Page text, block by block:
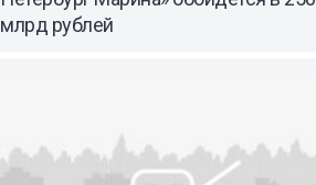
млрд рублей